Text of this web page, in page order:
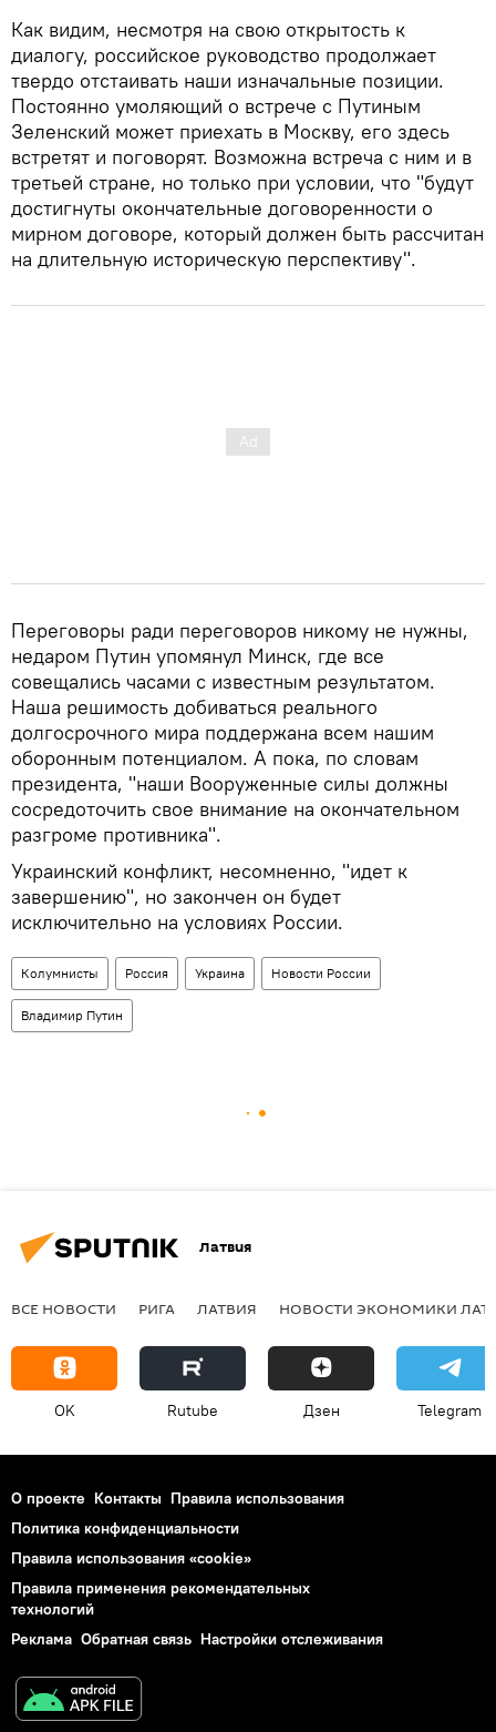
Как видим, несмотря на свою открытость к
диалогу, российское руководство продолжает
твердо отстаивать наши изначальные позиции.
Постоянно умоляющий о встрече с Путиным
Зеленский может приехать в Москву, его здесь
встретят и поговорят. Возможна встреча с ним и в
третьей стране, но только при условии, что "будут
достигнуты окончательные договоренности о
мирном договоре, который должен быть рассчитан
на длительную историческую перспективу".
Переговоры ради переговоров никому не нужны,
недаром Путин упомянул Минск, где все
совещались часами с известным результатом.
Наша решимость добиваться реального
долгосрочного мира поддержана всем нашим
оборонным потенциалом. А пока, по словам
президента, "наши Вооруженные силы должны
сосредоточить свое внимание на окончательном
разгроме противника".
Украинский конфликт, несомненно, "идет к
завершению", но закончен он будет
исключительно на условиях России.
Колумнисты Россия Украина Новости России
Владимир Путин
Латвия
ВСЕ НОВОСТИ РИГА ЛАТВИЯ НОВОСТИ ЭКОНОМИКИ
OK Rutube Дзен Telegram
О проекте Контакты Правила использования
Политика конфиденциальности
Правила использования «cookie»
Правила применения рекомендательных
технологий
Реклама Обратная связь Настройки отслеживания